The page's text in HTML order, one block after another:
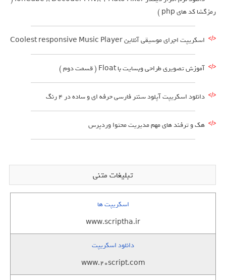
رمزگشا کد های php )
اسکریپت اجرای موسیقی آنلاین Coolest responsive Music Player
آموزش تصویری طراحی وبسایت با Float ( قسمت دوم )
دانلود اسکریپت آپلود سنتر فارسی حرفه ای و ساده در 4 رنگ
هک و ترفند های مهم مدیریت محتوا وردپرس
تبلیغات متنی
اسکریپت ها
www.scriptha.ir
دانلود اسکریپت
www.20script.com